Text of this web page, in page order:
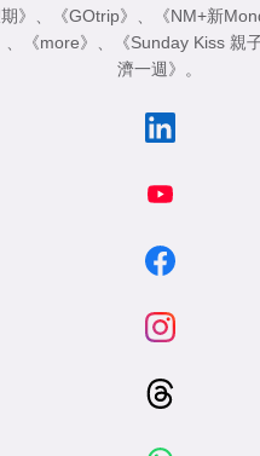
》
《GOtrip》 《NM+新
《more》 《Sunday Kiss 親
濟一週》
。